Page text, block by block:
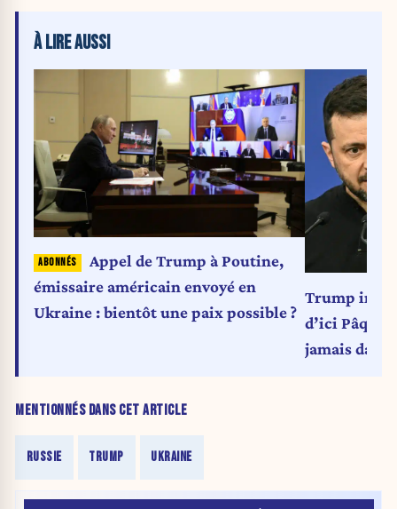
MENTIONNÉS DANS CET ARTICLE
RUSSIE TRUMP UKRAINE
À LIRE AUSSI
Appel de Trump à Poutine,
émissaire américain envoyé en
Ukraine : bientôt une paix possible ?
Trump
d’ici
jamais dans